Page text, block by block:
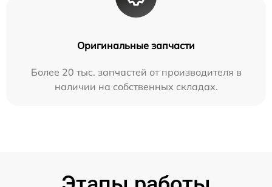
Оригинальные запчасти
Более 20 тыс. запчастей от производителя в
наличии на собственных складах.